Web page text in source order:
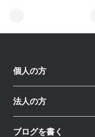
個人の方
法人の方
ブログを書く